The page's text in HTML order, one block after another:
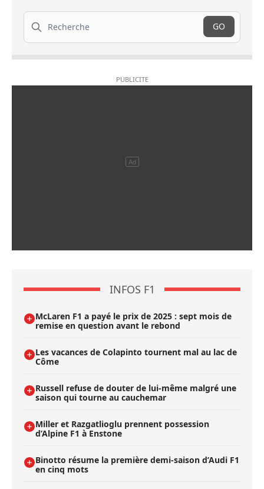
Recherche
GO
INFOS F1
McLaren F1 a payé le prix de 2025 : sept mois de
remise en question avant le rebond
Les vacances de Colapinto tournent mal au lac de
Côme
Russell refuse de douter de lui-même malgré une
saison qui tourne au cauchemar
Miller et Razgatlioglu prennent possession
d’Alpine F1 à Enstone
Binotto résume la première demi-saison d’Audi F1
en cinq mots